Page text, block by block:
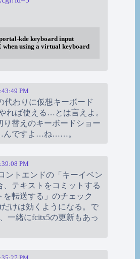
kde keyboard input
using a virtual keyboard
PM
代わりに仮想キーボード
れば使える…とは言えよ。
り替えのキーボードショー
んですよ…ね……。
PM
ントエンドの「キーイベン
、テキストをコミットする
転送する」のチェック
けは効くようになる。で
一緒にfcitx5の更新もあっ